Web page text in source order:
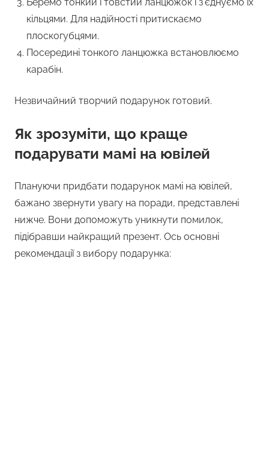
кільцями. Для надійності притискаємо
плоскогубцями.
Посередині тонкого ланцюжка встановлюємо
карабін.
Незвичайний творчий подарунок готовий.
Як зрозуміти, що краще
подарувати мамі на ювілей
Плануючи придбати подарунок мамі на ювілей,
бажано звернути увагу на поради, представлені
нижче. Вони допоможуть уникнути помилок,
підібравши найкращий презент. Ось основні
рекомендації з вибору подарунка: